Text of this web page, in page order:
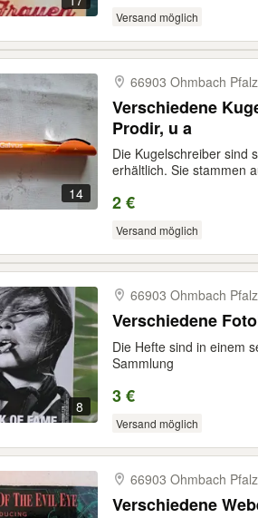
Versand möglich
14
66903 Ohmbach Pfalz
Verschiedene Kugelschreiber
Prodir, u a
Die Kugelschreiber sind
erhältlich. Sie stammen
2 €
Versand möglich
8
66903 Ohmbach Pfalz
Die Hefte sind in einem
Sammlung
3 €
Versand möglich
66903 Ohmbach Pfalz
Verschiedene